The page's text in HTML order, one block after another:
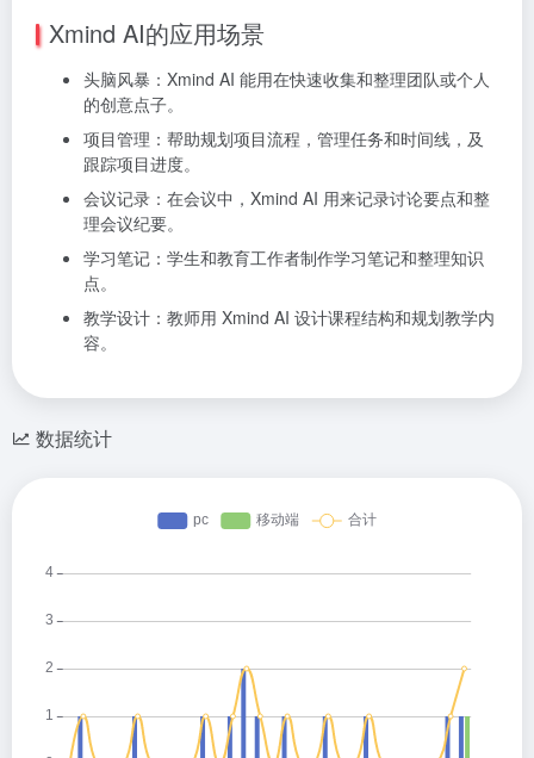
Xmind AI的应用场景
头脑风暴：Xmind AI 能用在快速收集和整理团队或个人
的创意点子。
项目管理：帮助规划项目流程，管理任务和时间线，及
跟踪项目进度。
会议记录：在会议中，Xmind AI 用来记录讨论要点和整
理会议纪要。
学习笔记：学生和教育工作者制作学习笔记和整理知识
点。
教学设计：教师用 Xmind AI 设计课程结构和规划教学内
容。
数据统计